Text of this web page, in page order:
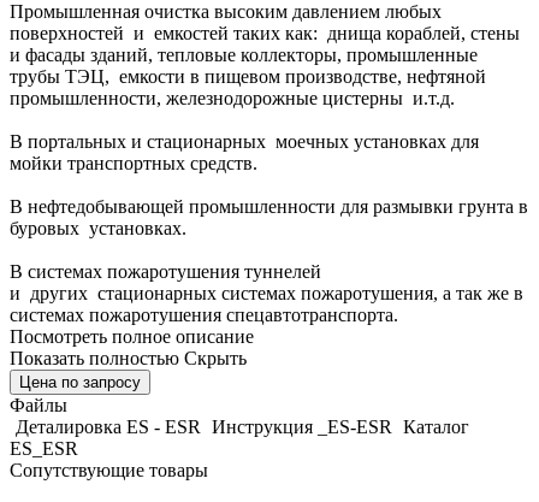
Промышленная очистка высоким давлением любых
поверхностей и емкостей таких как: днища кораблей, стены
и фасады зданий, тепловые коллекторы, промышленные
трубы ТЭЦ, емкости в пищевом производстве, нефтяной
промышленности, железнодорожные цистерны и.т.д.
В портальных и стационарных моечных установках для
мойки транспортных средств.
В нефтедобывающей промышленности для размывки грунта в
буровых установках.
В системах пожаротушения туннелей
и других стационарных системах пожаротушения, а так же в
системах пожаротушения спецавтотранспорта.
Посмотреть полное описание
Показать полностью Скрыть
Цена по запросу
Файлы
Деталировка ES - ESR
Инструкция _ES-ESR
Каталог
ES_ESR
Сопутствующие товары